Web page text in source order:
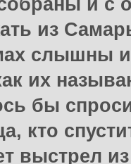
и с
из
слышны
их
бы
кто
выстрел